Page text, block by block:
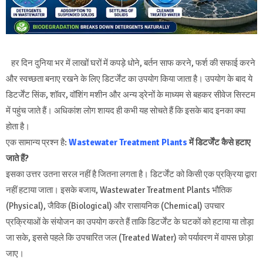
हर दिन दुनिया भर में लाखों घरों में कपड़े धोने, बर्तन साफ करने, फर्श की सफाई करने
और स्वच्छता बनाए रखने के लिए डिटर्जेंट का उपयोग किया जाता है। उपयोग के बाद ये
डिटर्जेंट सिंक, शॉवर, वॉशिंग मशीन और अन्य ड्रेनों के माध्यम से बहकर सीवेज सिस्टम
में पहुंच जाते हैं। अधिकांश लोग शायद ही कभी यह सोचते हैं कि इसके बाद इनका क्या
होता है।
एक सामान्य प्रश्न है: Wastewater Treatment Plantsमें डिटर्जेंट कैसे हटाए
जाते हैं?
इसका उत्तर उतना सरल नहीं है जितना लगता है। डिटर्जेंट को किसी एक प्रक्रिया द्वारा
नहीं हटाया जाता। इसके बजाय, Wastewater Treatment Plants भौतिक
(Physical), जैविक (Biological) और रासायनिक (Chemical) उपचार
प्रक्रियाओं के संयोजन का उपयोग करते हैं ताकि डिटर्जेंट के घटकों को हटाया या तोड़ा
जा सके, इससे पहले कि उपचारित जल (Treated Water) को पर्यावरण में वापस छोड़ा
जाए।